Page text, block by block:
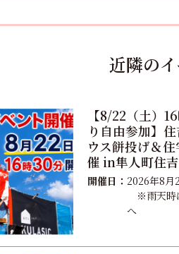
近隣の
【8/22（土）
り自由参加】
ウス餅投げ＆
催 in隼人町住吉
開催日： 2026年8月
※雨天時
へ